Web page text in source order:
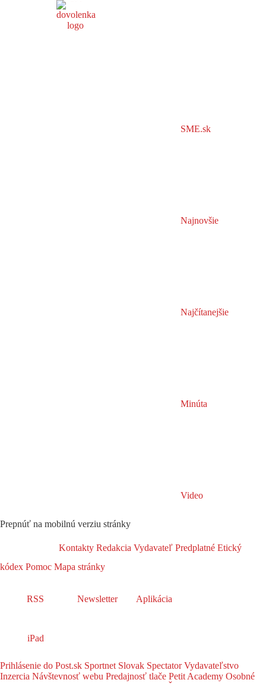
SME.sk
Najnovšie
Najčítanejšie
Minúta
Video
Prepnúť na mobilnú verziu stránky
Kontakty Redakcia Vydavateľ Predplatné Etický
kódex Pomoc Mapa stránky
RSS Newsletter Aplikácia
iPad
Prihlásenie do Post.sk Sportnet Slovak SpectatorVydavateľstvo
Inzercia Návštevnosť webu Predajnosť tlače Petit Academy Osobné